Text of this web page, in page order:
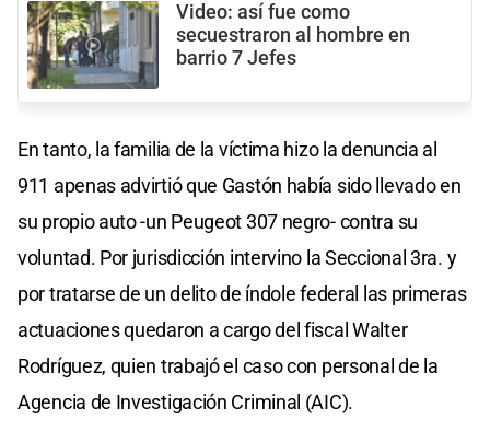
Video: así fue como
secuestraron al hombre en
barrio 7 Jefes
En tanto, la familia de la víctima hizo la denuncia al
911 apenas advirtió que Gastón había sido llevado en
su propio auto -un Peugeot 307 negro- contra su
voluntad. Por jurisdicción intervino la Seccional 3ra. y
por tratarse de un delito de índole federal las primeras
actuaciones quedaron a cargo del fiscal Walter
Rodríguez, quien trabajó el caso con personal de la
Agencia de Investigación Criminal (AIC).